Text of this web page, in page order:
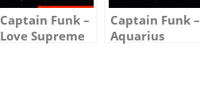
Captain Funk –
Love Supreme
Captain Funk –
Aquarius